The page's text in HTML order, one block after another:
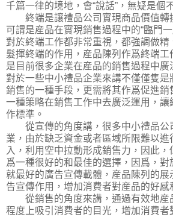
千篇一律的境地，會“說話”，無疑是個
終端是讓禮品公司實現商品價值轉
可謂是産品在實現銷售過程中的“臨門
對於終端工作都非常重視，都強調做精
髮揮終端的作用，産品陳列作爲終端工
是目前很多企業在産品的銷售過程中廣
對於一些中小禮品企業來講不僅僅隻是
銷售的一種手段，更需將其作爲促進銷
一種策略在銷售工作中去廣泛運用，讓
作標準。
從宣傳的角度講，很多中小禮品公
業，由於缺乏資金或者區域所限難以進
入，利用空中拉動形成銷售力，因此
爲一種很好的和最佳的選擇，因爲，
就最好的廣告宣傳載體，産品陳列的展
告宣傳作用，增加消費者對産品的好感
從銷售的角度來講，通過有效地産
程度上吸引消費者的目光，增加消費者